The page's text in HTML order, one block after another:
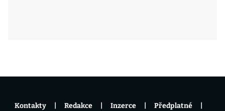
Kontakty Redakce Inzerce Předplatné